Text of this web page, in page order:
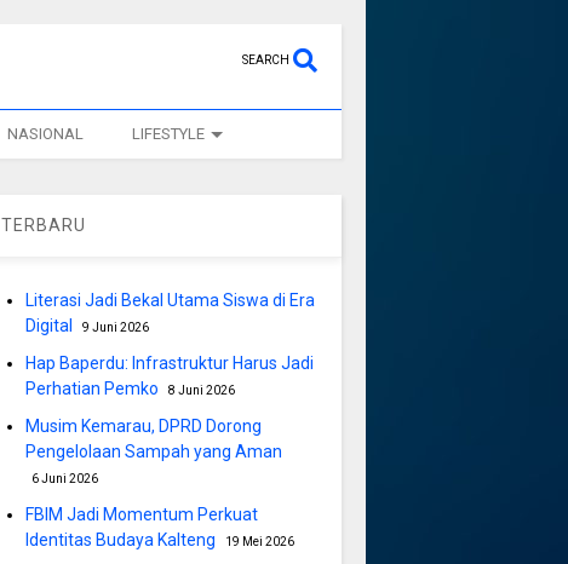
SEARCH
NASIONAL LIFESTYLE
TERBARU
Literasi Jadi Bekal Utama Siswa di Era
Digital
9 Juni 2026
Hap Baperdu: Infrastruktur Harus Jadi
Perhatian Pemko
8 Juni 2026
Musim Kemarau, DPRD Dorong
Pengelolaan Sampah yang Aman
6 Juni 2026
FBIM Jadi Momentum Perkuat
Identitas Budaya Kalteng
19 Mei 2026